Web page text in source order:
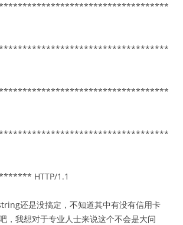
HTTP/1.1
还是没搞定，不知道其中有没有信用卡
，我想对于专业人士来说这个不会是大问